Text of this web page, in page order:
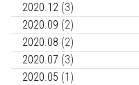
2020.12 (3)
2020.09 (2)
2020.08 (2)
2020.07 (3)
2020.05 (1)